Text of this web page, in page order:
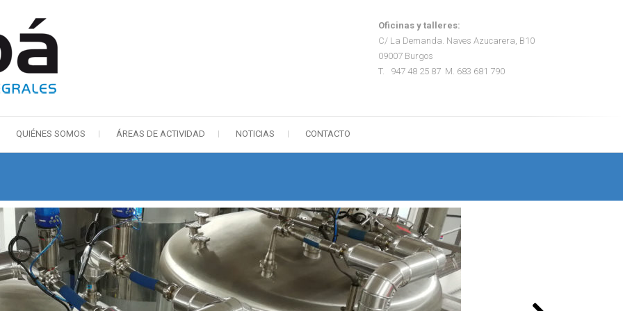
AUBÁ
Oficinas y talleres:
C/ La Demanda. Naves Azucarera, B10
09007 Burgos
T. 947 48 25 87 M. 683 681 790
QUIÉNES SOMOS ÁREAS DE ACTIVIDAD NOTICIAS CONTACTO